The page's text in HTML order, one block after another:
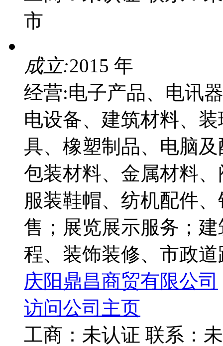
市
成立:2015 年
经营:电子产品、电讯
电设备、建筑材料、
具、橡塑制品、电脑
包装材料、金属材料
服装鞋帽、纺机配件
售；展览展示服务；
程、装饰装修、市政
庆阳鼎昌商贸有限公司
访问公司主页
工商： 未认证 联系：